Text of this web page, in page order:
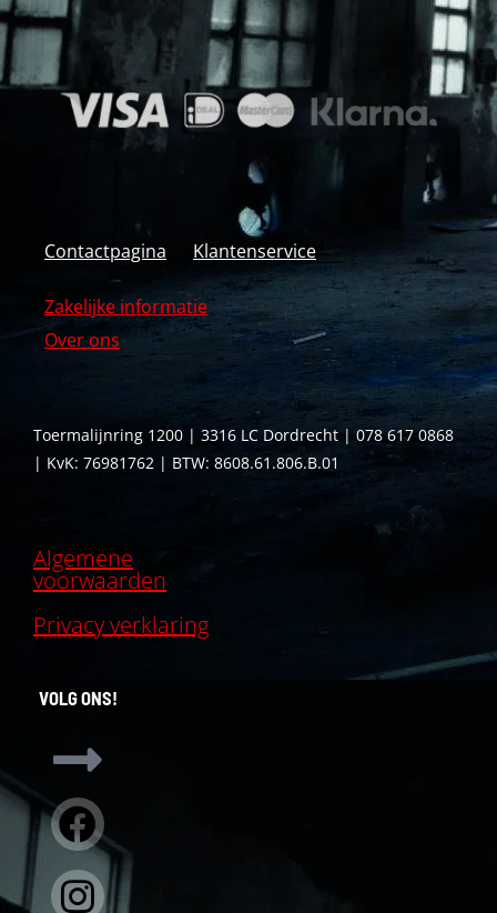
Contactpagina Klantenservice
Zakelijke informatie
Over ons
Toermalijnring 1200 | 3316 LC Dordrecht | 078 617 0868
| KvK: 76981762 | BTW: 8608.61.806.B.01
Algemene
voorwaarden
Privacy verklaring
VOLG ONS!
Facebook
Instagram
Linkedin